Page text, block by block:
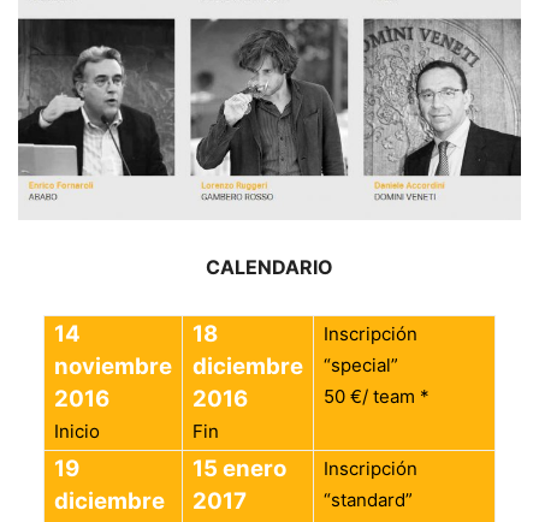
CALENDARIO
14
noviembre
2016
Inicio
18
diciembre
2016
Fin
Inscripción
“special”
50 €/ team *
19
diciembre
15 enero
2017
Inscripción
“standard”